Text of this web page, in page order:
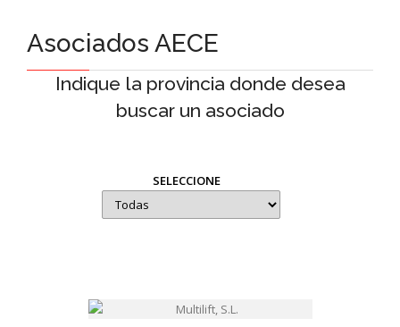
Asociados AECE
Indique la provincia donde desea
buscar un asociado
SELECCIONE